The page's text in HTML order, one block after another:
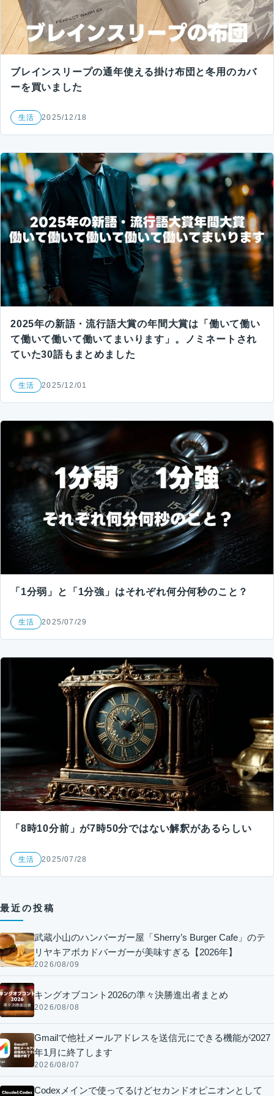
ブレインスリープの通年使える掛け布団と冬用のカバ
ーを買いました
生活 2025/12/18
2025年の新語・流行語大賞の年間大賞は「働いて働い
て働いて働いて働いてまいります」。ノミネートされ
ていた30語もまとめました
生活 2025/12/01
「1分弱」と「1分強」はそれぞれ何分何秒のこと？
生活 2025/07/29
「8時10分前」が7時50分ではない解釈があるらしい
生活 2025/07/28
最近の投稿
武蔵小山のハンバーガー屋「Sherry’s Burger Cafe」のテ
リヤキアボカドバーガーが美味すぎる【2026年】
2026/08/09
キングオブコント2026の準々決勝進出者まとめ
2026/08/08
Gmailで他社メールアドレスを送信元にできる機能が2027
年1月に終了します
2026/08/07
Codexメインで使ってるけどセカンドオピニオンとして